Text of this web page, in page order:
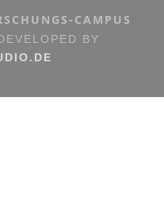
CAMPUS
BY